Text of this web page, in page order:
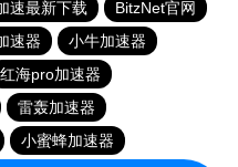
速最新下载
BitzNet官网
速器
小牛加速器
红海pro加速器
雷轰加速器
小蜜蜂加速器